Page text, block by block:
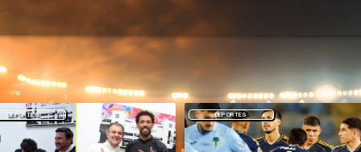
DEPORTES NACIONAL